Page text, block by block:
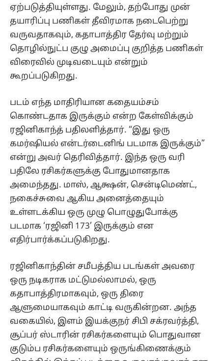
ஏற்படுத்தியுள்ளது. மேலும், தற்போது முன்
தயாரிப்பு பணிகள் தீவிரமாக நடைபெற்று
வருவதாகவும், கதாபாத்திர தேர்வு மற்றும்
தொழில்நுட்ப குழு அமைப்பு குறித்த பணிகள்
விரைவில் முடிவடையும் என்றும்
கூறப்படுகிறது.
படம் எந்த மாதிரியான கதையம்சம்
கொண்டதாக இருக்கும் என்ற கேள்விக்கும்
ரஜினிகாந்த் பதிலளித்தார். “இது ஒரு
கமர்ஷியல் என்டர்டைனிங் படமாக இருக்கும்”
என்று அவர் தெரிவித்தார். இந்த ஒரு வரி
பதிலே ரசிகர்களுக்கு போதுமானதாக
அமைந்தது. மாஸ், ஆக்ஷன், சென்டிமெண்ட்,
நகைச்சுவை ஆகிய அனைத்தையும்
உள்ளடக்கிய ஒரு முழு பொழுதுபோக்கு
படமாக ‘ரஜினி 173’ இருக்கும் என
எதிர்பார்க்கப்படுகிறது.
ரஜினிகாந்தின் சமீபத்திய படங்கள் அவரை
ஒரு நடிகராக மட்டுமல்லாமல், ஒரு
கதாபாத்திரமாகவும், ஒரு திரை
ஆளுமையாகவும் காட்டி வருகின்றன. அந்த
வகையில், இளம் இயக்குநர் சிபி சக்ரவர்த்தி,
சூப்பர் ஸ்டாரின் ரசிகர்களையும் பொதுவான
குடும்ப ரசிகர்களையும் ஒருங்கிணைக்கும்